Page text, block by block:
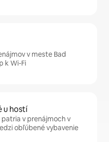
v meste Bad
k Wi-Fi
u hostí
patria v prenájmoch v
obľúbené vybavenie